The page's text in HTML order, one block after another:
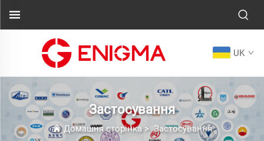
UK
Застосування
Домашня сторінка>Застосування